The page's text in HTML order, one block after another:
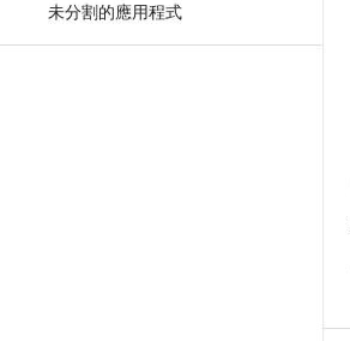
未分割的應用程式